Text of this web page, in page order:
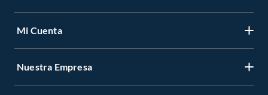
Mi Cuenta
Nuestra Empresa